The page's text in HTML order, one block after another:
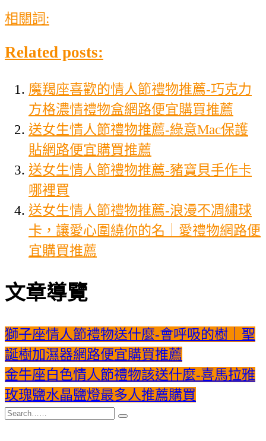
相關詞:
Related posts:
魔羯座喜歡的情人節禮物推薦-巧克力
方格濃情禮物盒網路便宜購買推薦
送女生情人節禮物推薦-綠意Mac保護
貼網路便宜購買推薦
送女生情人節禮物推薦-豬寶貝手作卡
哪裡買
送女生情人節禮物推薦-浪漫不凋繡球
卡，讓愛心圍繞你的名｜愛禮物網路便
宜購買推薦
文章導覽
獅子座情人節禮物送什麼-會呼吸的樹｜聖
誕樹加濕器網路便宜購買推薦
金牛座白色情人節禮物該送什麼-喜馬拉雅
玫瑰鹽水晶鹽燈最多人推薦購買